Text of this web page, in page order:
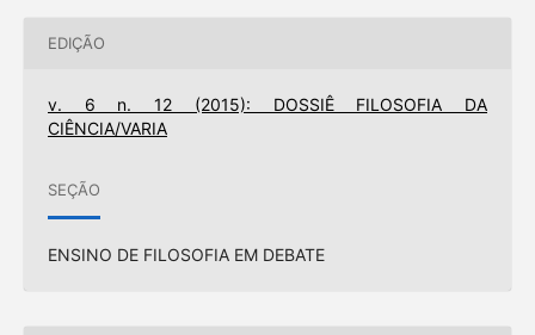
EDIÇÃO
v. 6 n. 12 (2015): DOSSIÊ FILOSOFIA DA
CIÊNCIA/VARIA
SEÇÃO
ENSINO DE FILOSOFIA EM DEBATE